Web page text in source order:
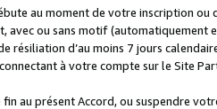
au moment de votre inscription
avec ou sans motif (automatiquement
résiliation d’au moins 7 jours
à votre compte sur le Site
au présent Accord, ou suspendre